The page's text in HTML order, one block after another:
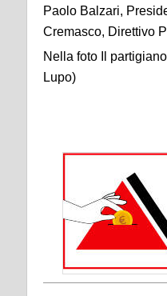
Paolo Balzari,
Cremasco, Direttivo
Nella foto Il
Lupo)